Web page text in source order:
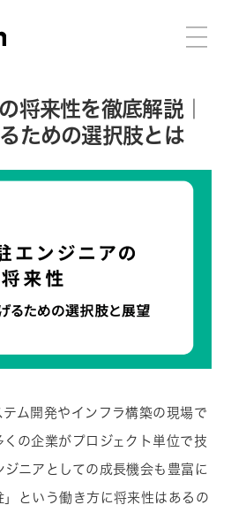
将来性を徹底解説｜
ための選択肢とは
ム開発やインフラ構築の現場で
の企業がプロジェクト単位で技
ニアとしての成長機会も豊富に
という働き方に将来性はあるの